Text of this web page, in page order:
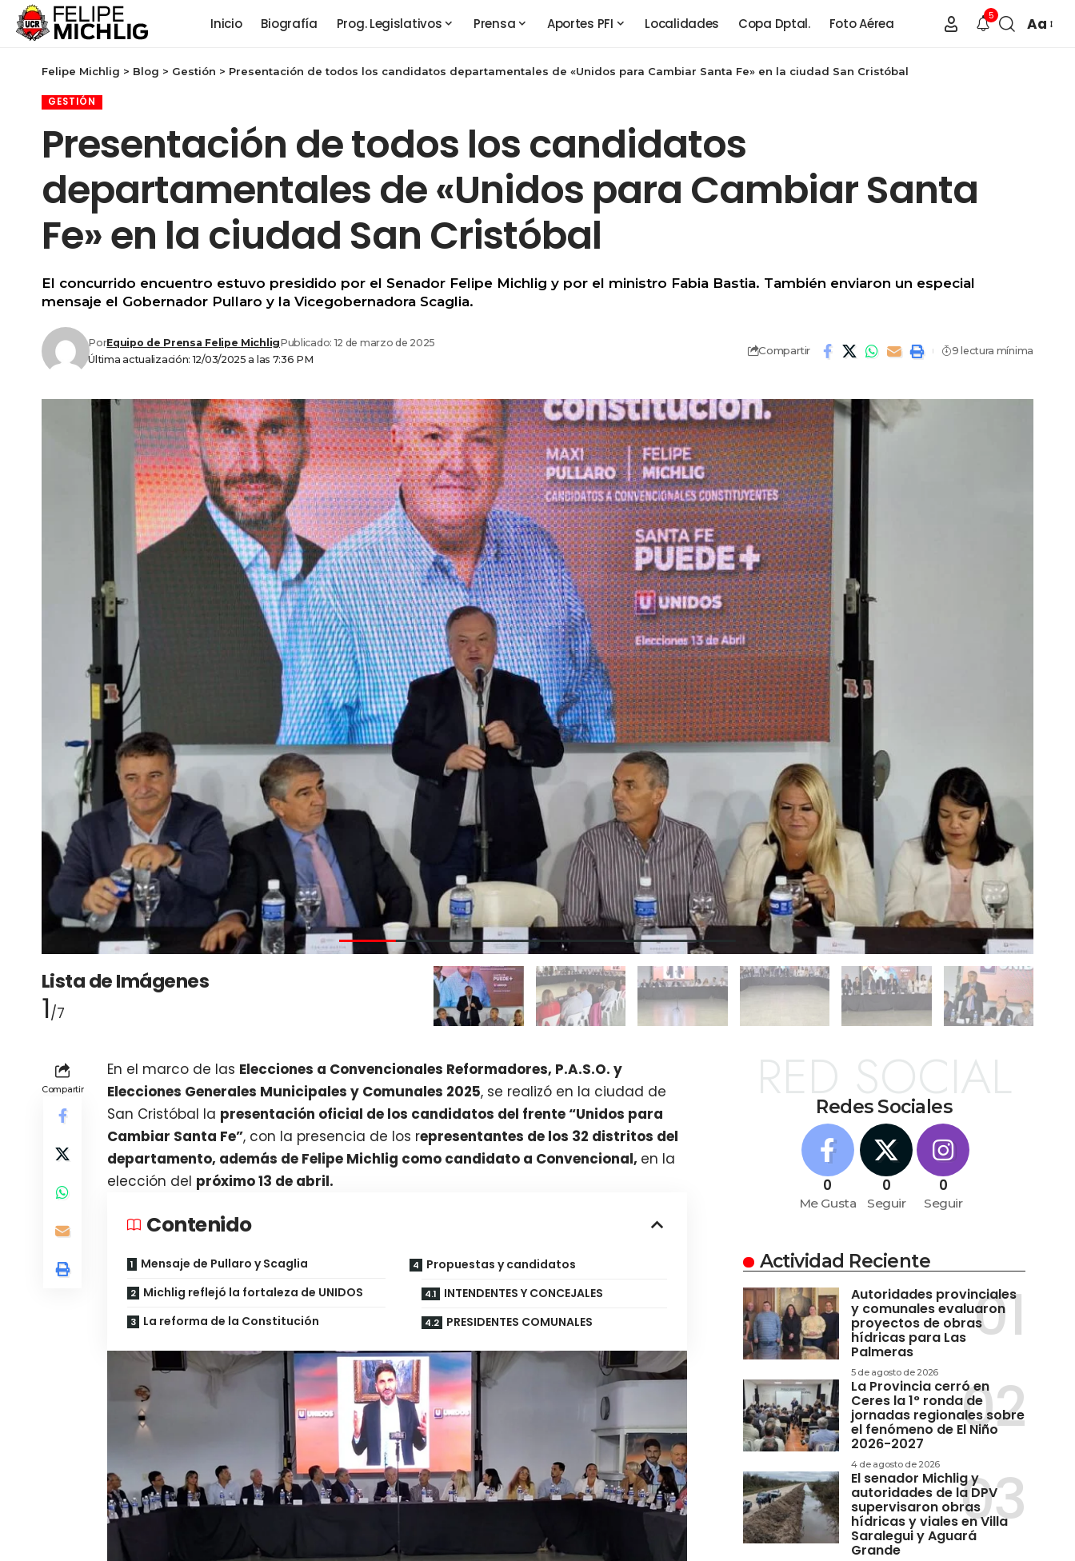
Inicio Biografía Prog. Legislativos Prensa Aportes PFI Localidades Copa Dptal. Foto Aérea
5 Aa
Felipe Michlig > Blog > Gestión > Presentación de todos los candidatos departamentales de «Unidos para Cambiar Santa Fe» en la ciudad San Cristóbal
GESTIÓN
Presentación de todos los candidatos
departamentales de «Unidos para Cambiar Santa
Fe» en la ciudad San Cristóbal
El concurrido encuentro estuvo presidido por el Senador Felipe Michlig y por el ministro Fabia Bastia. También enviaron un especial
mensaje el Gobernador Pullaro y la Vicegobernadora Scaglia.
Última actualización: 12/03/2025 a las 7:36 PM
PorEquipo de Prensa Felipe MichligPublicado: 12 de marzo de 2025
Compartir 9 lectura mínima
Lista de Imágenes
1/7
Compartir
En el marco de las Elecciones a Convencionales Reformadores, P.A.S.O. y
Elecciones Generales Municipales y Comunales 2025, se realizó en la ciudad de
San Cristóbal la presentación oficial de los candidatos del frente “Unidos para
Cambiar Santa Fe”, con la presencia de los representantes de los 32 distritos del
departamento, además de Felipe Michlig como candidato a Convencional, en la
elección del próximo 13 de abril.
Contenido
Mensaje de Pullaro y Scaglia
Michlig reflejó la fortaleza de UNIDOS
La reforma de la Constitución
Propuestas y candidatos
INTENDENTES Y CONCEJALES
PRESIDENTES COMUNALES
Redes Sociales
RED SOCIAL
0
Me Gusta
0
Seguir
0
Seguir
Actividad Reciente
Autoridades provinciales
y comunales evaluaron
proyectos de obras
hídricas para Las
Palmeras
5 de agosto de 2026
La Provincia cerró en
Ceres la 1° ronda de
jornadas regionales sobre
el fenómeno de El Niño
2026-2027
4 de agosto de 2026
El senador Michlig y
autoridades de la DPV
supervisaron obras
hídricas y viales en Villa
Saralegui y Aguará
Grande